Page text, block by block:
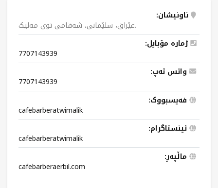
ناونیشان:
عێراق، سلێمانی، شەقامی توی مەلیک.
ژمارە مۆبایل:
7707143939
واتس ئەپ:
7707143939
فەیسبووک:
cafebarberatwimalik
ئینستاگرام:
cafebarberatwimalik
ماڵپەڕ:
cafebarberaerbil.com